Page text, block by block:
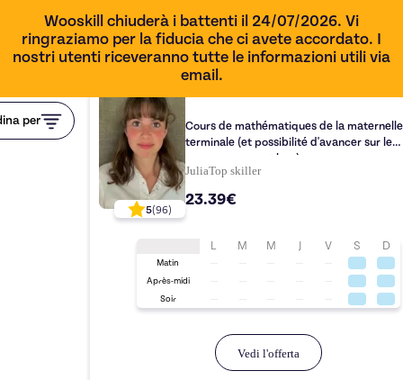
Wooskill chiuderà i battenti il 24/07/2026. Vi
ringraziamo per la fiducia che ci avete accordato. I
nostri utenti riceveranno tutte le informazioni utili via
email.
per
5(96)
Cours de mathématiques de la
terminale (et possibilité d'avancer sur le
programme post bac)
JuliaTop skiller
23.39€
L M M J V S D
Matin
Après-midi
Soir
Vedi l'offerta